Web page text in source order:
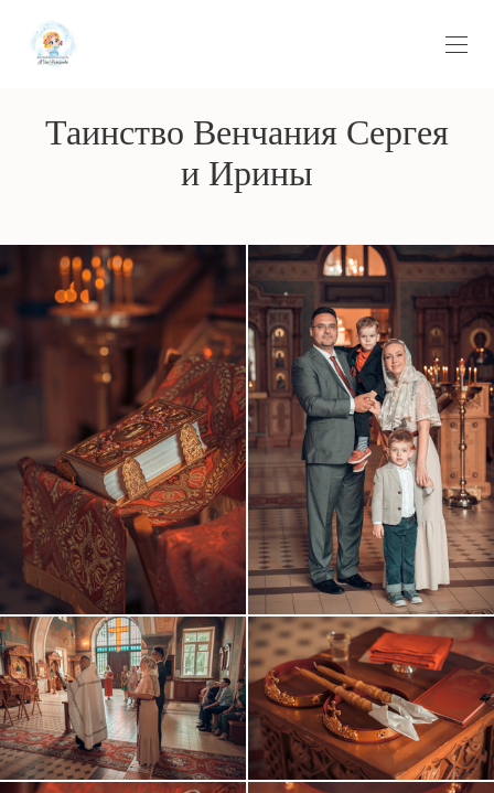
Таинство Венчания Сергея
и Ирины